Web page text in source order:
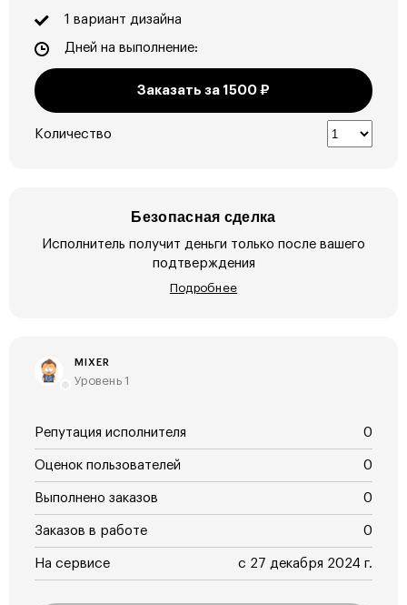
1 вариант дизайна
Дней на выполнение:
Заказать за 1500 ₽
Количество
Безопасная сделка
Исполнитель получит деньги только после вашего
подтверждения
Подробнее
MIXER
Уровень 1
Репутация исполнителя 0
Оценок пользователей 0
Выполнено заказов 0
Заказов в работе 0
На сервисе с 27 декабря 2024 г.